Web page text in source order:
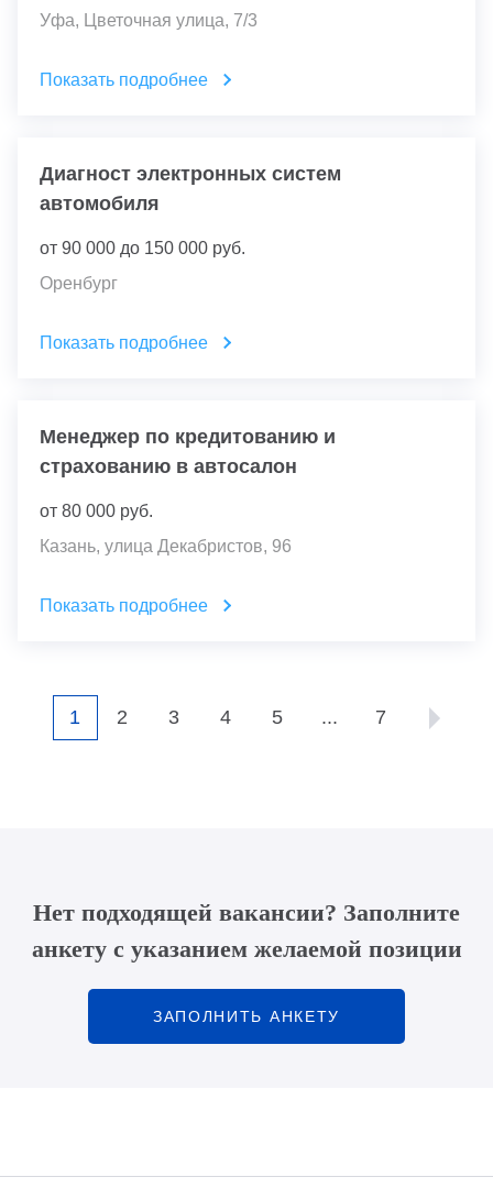
Уфа, Цветочная улица, 7/3
Показать подробнее
Диагност электронных систем
автомобиля
от 90 000 до 150 000 руб.
Оренбург
Показать подробнее
Менеджер по кредитованию и
страхованию в автосалон
от 80 000 руб.
Казань, улица Декабристов, 96
Показать подробнее
1 2 3 4 5 ... 7
Нет подходящей вакансии? Заполните
анкету с указанием желаемой позиции
ЗАПОЛНИТЬ АНКЕТУ